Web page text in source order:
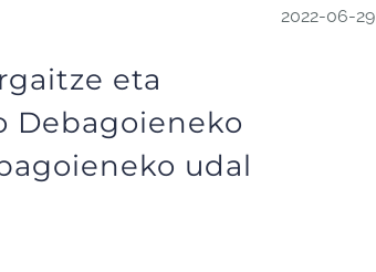
2022-06-29
eta
Debagoieneko
udal